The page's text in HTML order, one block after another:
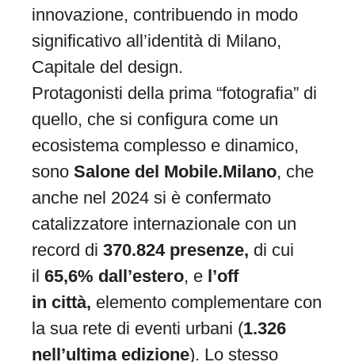
innovazione, contribuendo in modo
significativo all’identità di Milano,
Capitale del design.
Protagonisti della prima “fotografia” di
quello, che si configura come un
ecosistema complesso e dinamico,
sono Salone del Mobile.Milano, che
anche nel 2024 si è confermato
catalizzatore internazionale con un
record di 370.824 presenze, di cui
il 65,6% dall’estero, e l’off
in città, elemento complementare con
la sua rete di eventi urbani (1.326
nell’ultima edizione). Lo stesso